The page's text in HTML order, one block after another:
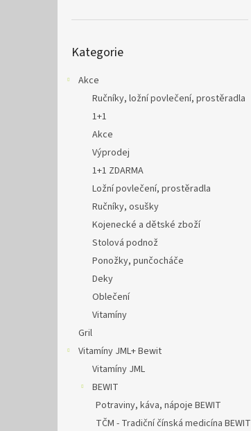
kategorie
Kategorie
Akce
Ručníky, ložní povlečení, prostěradla
1+1
Akce
Výprodej
1+1 ZDARMA
Ložní povlečení, prostěradla
Ručníky, osušky
Kojenecké a dětské zboží
Stolová podnož
Ponožky, punčocháče
Deky
Oblečení
Vitamíny
Gril
Vitamíny JML+ Bewit
Vitamíny JML
BEWIT
Potraviny, káva, nápoje BEWIT
TČM - Tradiční čínská medicína BEWIT